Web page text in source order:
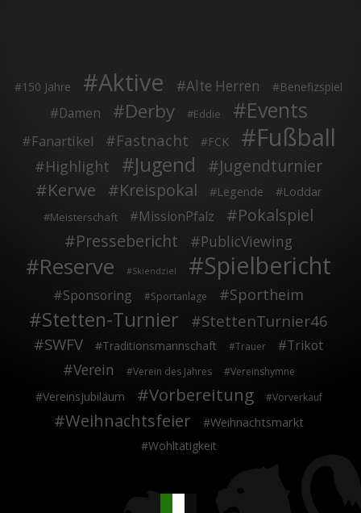
150 Jahre Aktive Alte Herren Benefizspiel
Damen Derby Eddie Events
Fanartikel Fastnacht FCK Fußball
Highlight Jugend Jugendturnier
Kerwe Kreispokal Legende Loddar
Meisterschaft MissionPfalz
Pokalspiel
Pressebericht
PublicViewing
Reserve Skiendziel Spielbericht
Sponsoring Sportanlage Sportheim
Stetten-Turnier
StettenTurnier46
SWFV
Traditionsmannschaft Trauer Trikot
Verein Verein des Jahres Vereinshymne
Vereinsjubiläum Vorbereitung Vorverkauf
Weihnachtsfeier Weihnachtsmarkt
Wohltätigkeit